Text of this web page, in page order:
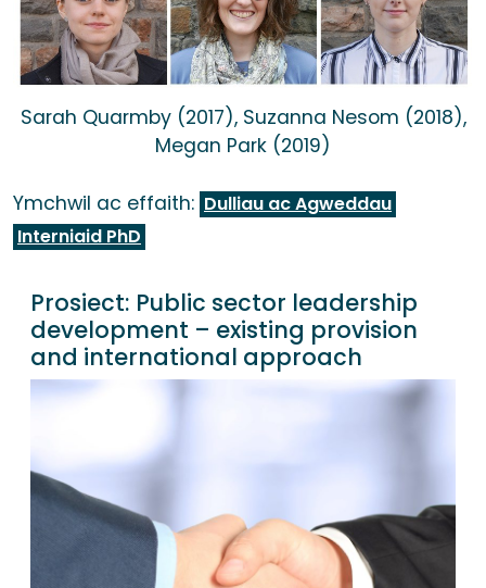
Sarah Quarmby (2017), Suzanna Nesom (2018),
Megan Park (2019)
Ymchwil ac effaith: Dulliau ac Agweddau
Interniaid PhD
Prosiect: Public sector leadership
development – existing provision
and international approach